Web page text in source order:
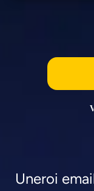
Uneroi